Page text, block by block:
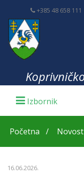
+385 48 658 111
Početna
16.06.2026.